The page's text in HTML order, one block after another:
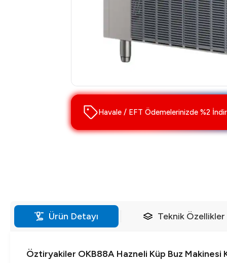
Havale / EFT Ödemelerinizde %2
Ürün Detayı Teknik Özellikler
Öztiryakiler OKB88A Hazneli Küp Buz Makinesi